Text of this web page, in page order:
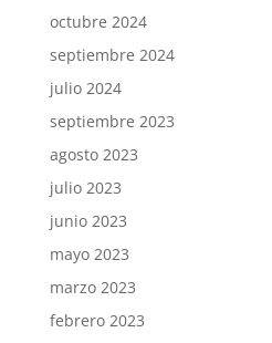
octubre 2024
septiembre 2024
julio 2024
septiembre 2023
agosto 2023
julio 2023
junio 2023
mayo 2023
marzo 2023
febrero 2023